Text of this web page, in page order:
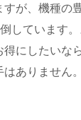
が、機種の
しています
得にしたいな
ありません。